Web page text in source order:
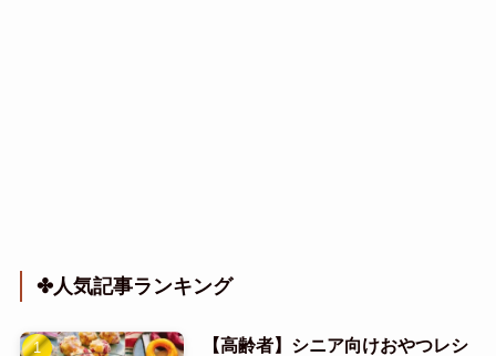
✤人気記事ランキング
【高齢者】シニア向けおやつレシ